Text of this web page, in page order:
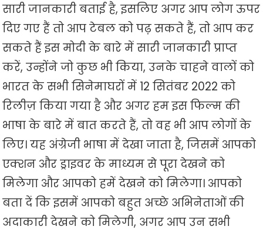
सारी जानकारी बताई है, इसलिए अगर आप लोग ऊपर
दिए गए हैं तो आप टेबल को पढ़ सकते हैं, तो आप कर
सकते हैं इस मोदी के बारे में सारी जानकारी प्राप्त
करें, उन्होंने जो कुछ भी किया, उनके चाहने वालों को
भारत के सभी सिनेमाघरों में 12 सितंबर 2022 को
रिलीज़ किया गया है और अगर हम इस फिल्म की
भाषा के बारे में बात करते हैं, तो वह भी आप लोगों के
लिए। यह अंग्रेजी भाषा में देखा जाता है, जिसमें आपको
एक्शन और ड्राइवर के माध्यम से पूरा देखने को
मिलेगा और आपको हमें देखने को मिलेगा। आपको
बता दें कि इसमें आपको बहुत अच्छे अभिनेताओं की
अदाकारी देखने को मिलेगी, अगर आप उन सभी